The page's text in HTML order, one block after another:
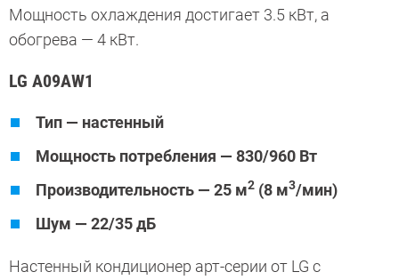
Мощность охлаждения достигает 3.5 кВт, а
обогрева — 4 кВт.
LG A09AW1
Тип — настенный
Мощность потребления — 830/960 Вт
Производительность — 25 м2 (8 м3/мин)
Шум — 22/35 дБ
Настенный кондиционер арт-серии от LG с